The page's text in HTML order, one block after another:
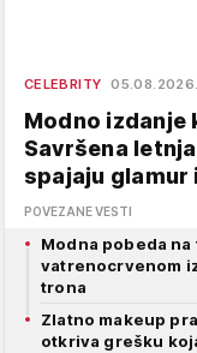
CELEBRITY 05.08.2026.
Modno izdanje
Savršena
spajaju glamur
POVEZANE VESTI
Modna pobeda
vatrenocrvenom
trona
Zlatno makeup
otkriva grešku